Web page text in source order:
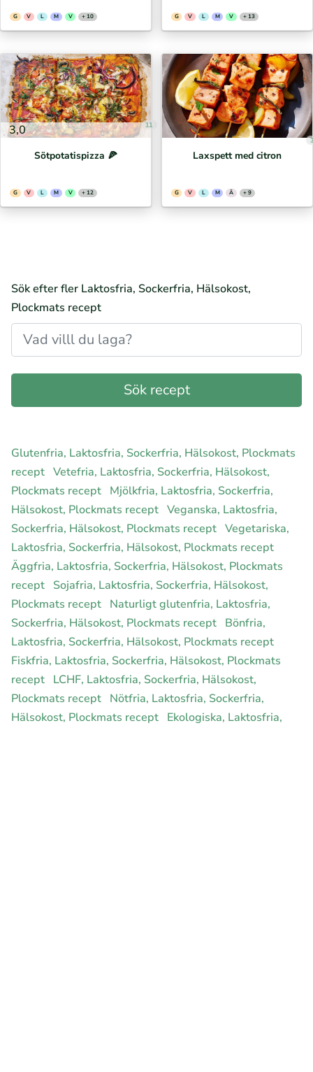
G V L M V + 10 G V L M V + 13
3,0 11
Sötpotatispizza 🍕⁣
G V L M V + 12
Laxspett med citron
G V L M Ä + 9
Sök efter fler Laktosfria, Sockerfria, Hälsokost,
Plockmats recept
Glutenfria, Laktosfria, Sockerfria, Hälsokost, Plockmats
recept Vetefria, Laktosfria, Sockerfria, Hälsokost,
Plockmats recept Mjölkfria, Laktosfria, Sockerfria,
Hälsokost, Plockmats recept Veganska, Laktosfria,
Sockerfria, Hälsokost, Plockmats recept Vegetariska,
Laktosfria, Sockerfria, Hälsokost, Plockmats recept
Äggfria, Laktosfria, Sockerfria, Hälsokost, Plockmats
recept Sojafria, Laktosfria, Sockerfria, Hälsokost,
Plockmats recept Naturligt glutenfria, Laktosfria,
Sockerfria, Hälsokost, Plockmats recept Bönfria,
Laktosfria, Sockerfria, Hälsokost, Plockmats recept
Fiskfria, Laktosfria, Sockerfria, Hälsokost, Plockmats
recept LCHF, Laktosfria, Sockerfria, Hälsokost,
Plockmats recept Nötfria, Laktosfria, Sockerfria,
Hälsokost, Plockmats recept Ekologiska, Laktosfria,